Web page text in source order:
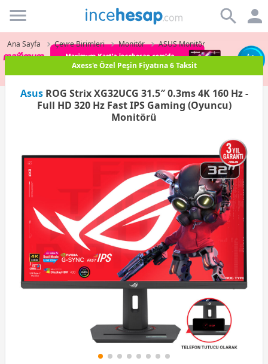
Incehesap
Ana Sayfa Çevre Birimleri Monitör ASUS Monitör
Paraf Karta Peşin Fiyatına 3 Taksit
AsusROG Strix XG32UCG 31.5″ 0.3ms 4K 160 Hz -
Full HD 320 Hz Fast IPS Gaming (Oyuncu)
Monitörü